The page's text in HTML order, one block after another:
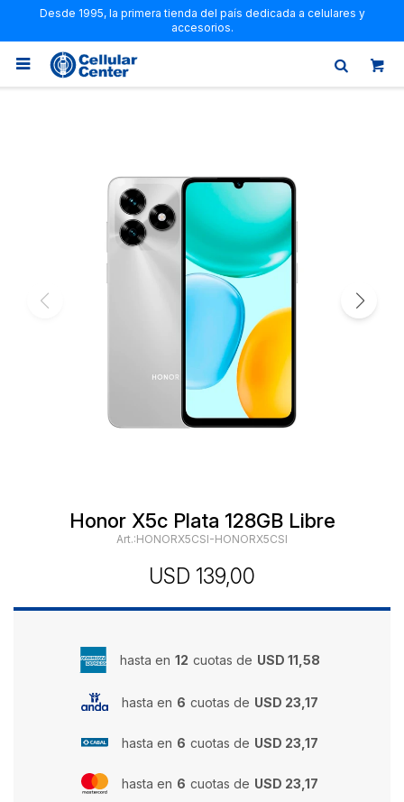
Desde 1995, la primera tienda del país dedicada a celulares y
accesorios.

Honor X5c Plata 128GB Libre
HONORX5CSI-HONORX5CSI
USD 139,00
hasta en 12 cuotas de USD 11,58
hasta en 6 cuotas de USD 23,17
hasta en 6 cuotas de USD 23,17
hasta en 6 cuotas de USD 23,17